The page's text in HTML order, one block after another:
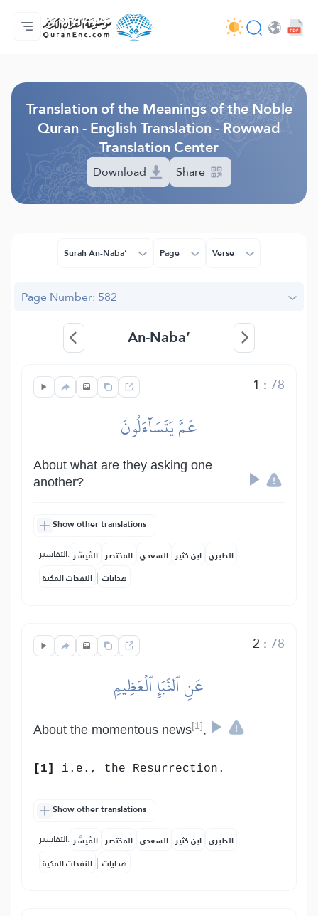
Home
Index of Translations
Audio
Developers' Services - API
About
Contact Us
Language
Translation of the Meanings of the Noble
Quran - English Translation - Rowwad
Translation Center
Download Share
Surah An-Naba’ Page Verse
Page Number: 582
An-Naba’
1 : 78
عَمَّ يَتَسَآءَلُونَ
About what are they asking one
another?
Show other translations
التفاسير: المُيسَّر المختصر السعدي ابن كثير الطبري
النفحات المكية | هدايات
2 : 78
عَنِ ٱلنَّبَإِ ٱلۡعَظِيمِ
About the momentous news[1] ,
[1] i.e., the Resurrection.
Show other translations
التفاسير: المُيسَّر المختصر السعدي ابن كثير الطبري
النفحات المكية | هدايات